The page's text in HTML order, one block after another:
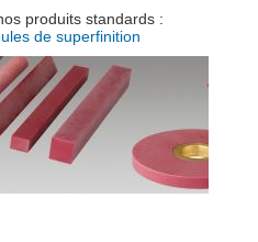
produits standards :
de superfinition